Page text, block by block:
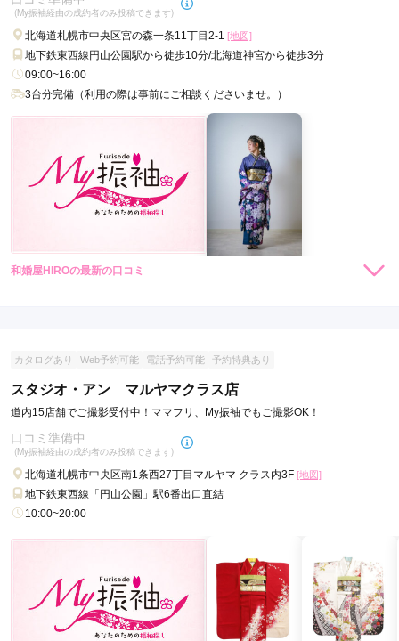
(My振袖経由の成約者のみ投稿できます)
北海道札幌市中央区宮の森一条11丁目2-1 [地図]
地下鉄東西線円山公園駅から徒歩10分/北海道神宮から徒歩3分
09:00~16:00
3台分完備（利用の際は事前にご相談くださいませ。）
和婚屋HIROの最新の口コミ
カタログあり Web予約可能 電話予約可能 予約特典あり
スタジオ・アン マルヤマクラス店
道内15店舗でご撮影受付中！ママフリ、My振袖でもご撮影OK！
口コミ準備中
(My振袖経由の成約者のみ投稿できます)
北海道札幌市中央区南1条西27丁目マルヤマ クラス内3F [地図]
地下鉄東西線「円山公園」駅6番出口直結
10:00~20:00